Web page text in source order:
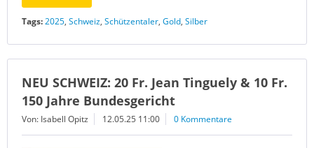
Tags:2025, Schweiz, Schützentaler, Gold, Silber
NEU SCHWEIZ: 20 Fr. Jean Tinguely & 10 Fr.
150 Jahre Bundesgericht
Von: Isabell Opitz 12.05.25 11:00 0 Kommentare